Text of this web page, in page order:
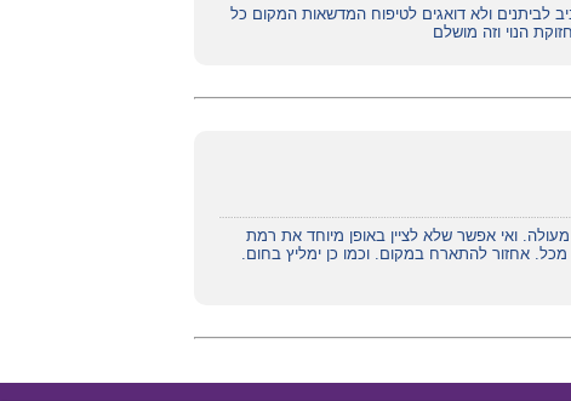
לביתנים ולא דואגים לטיפוח המדשאות המקום כל
הנוי וזה מושלם
ואי אפשר שלא לציין באופן מיוחד את רמת
מכל. אחזור להתארח במקום. וכמו כן ימליץ בחום.